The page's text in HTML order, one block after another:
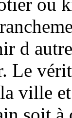
ou
d
Le
ville